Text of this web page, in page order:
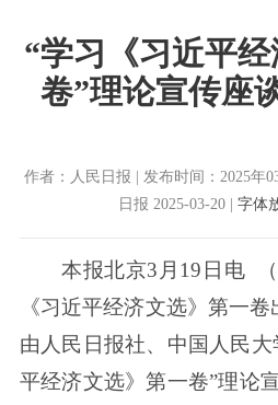
“学习《习近平
卷”理论宣传座
作者：人民日报 | 发布时间：2025年
日报 2025-03-20 | 字体
本报北京3月19日电
《习近平经济文选》第一卷
由人民日报社、中国人民
平经济文选》第一卷”理论